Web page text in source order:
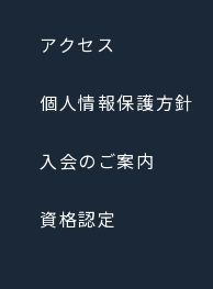
アクセス
個人情報保護方針
入会のご案内
資格認定